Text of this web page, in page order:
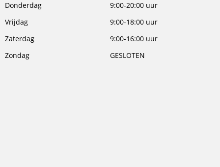
Donderdag
9:00-20:00 uur
Vrijdag
9:00-18:00 uur
Zaterdag
9:00-16:00 uur
Zondag
GESLOTEN